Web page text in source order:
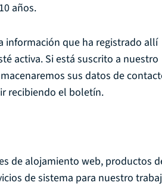
años.
información que ha registrado allí
activa. Si está suscrito a nuestro
sus datos de
recibiendo el boletín.
de alojamiento web, productos
de sistema para nuestro